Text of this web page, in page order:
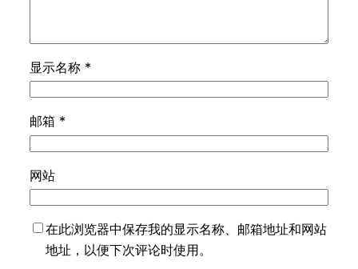
显示名称 *
邮箱 *
网站
在此浏览器中保存我的显示名称、邮箱地址和网站
地址，以便下次评论时使用。